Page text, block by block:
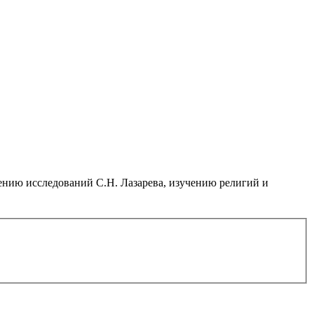
исследований С.Н. Лазарева, изучению религий и